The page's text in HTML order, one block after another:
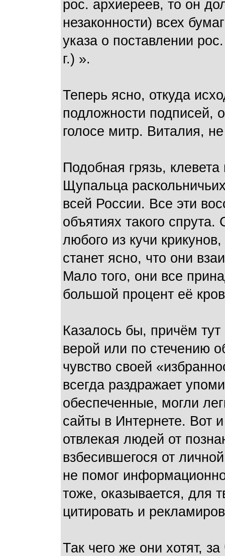
рос. архиереев, то он
незаконности) всех
указа о поставлении
г.) ».
Теперь ясно, откуда
подложности подписей,
голосе митр. Виталия,
Подобная грязь,
Щупальца
всей России. Все эти
объятиях такого
любого из кучи
станет ясно, что они
Мало того, они все
большой процент её
Казалось бы, причём
верой или по стечению
чувство своей
всегда раздражает
обеспеченные, могли
сайты в Интернете. Вот
отвлекая людей от
взбесившегося от
не помог
тоже, оказывается, для
цитировать и
Так чего же они хотят,